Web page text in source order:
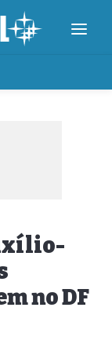
no DF